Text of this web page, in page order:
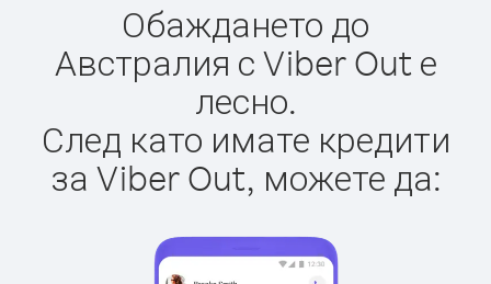
Обаждането до
Австралия с Viber Out е
лесно.
След като имате кредити
за Viber Out, можете да: